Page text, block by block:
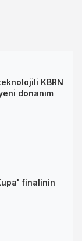
KBRN
donanım
finalinin